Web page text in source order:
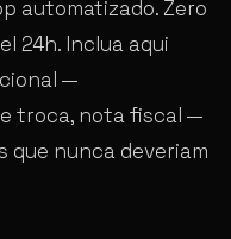
automatizado. Zero
24h. Inclua aqui
—
troca, nota fiscal —
que nunca deveriam